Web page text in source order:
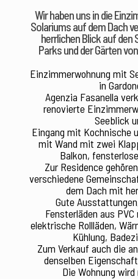
Wir haben uns in die
Solariums auf dem Dach
herrlichen Blick auf den
Parks und der Gärten
Einzimmerwohnung mit
in
Agenzia Fasanella
renovierte
Seeblick
Eingang mit Kochnische
mit Wand mit zwei
Balkon,
Zur Residence
verschiedene
dem Dach mit
Gute
Fensterläden aus
elektrische Rollläden,
Kühlung,
Zum Verkauf auch die
denselben
Die Wohnung